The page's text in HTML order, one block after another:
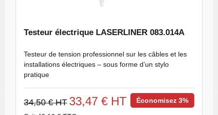
Testeur électrique LASERLINER 083.014A
Testeur de tension professionnel sur les câbles et les
installations électriques – sous forme d’un stylo
pratique
Économisez 3%
34,50 € HT 33,47 € HT